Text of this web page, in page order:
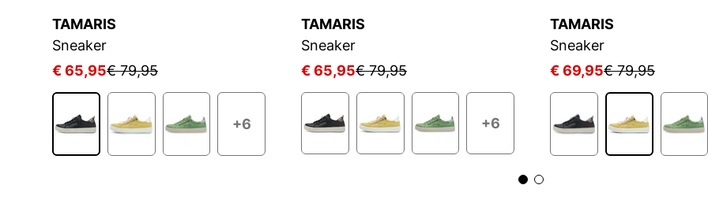
TAMARIS
Sneaker
€ 65,95€ 79,95
+6
TAMARIS
Sneaker
€ 65,95€ 79,95
+6
TAMARIS
Sneaker
€ 69,95€ 79,95